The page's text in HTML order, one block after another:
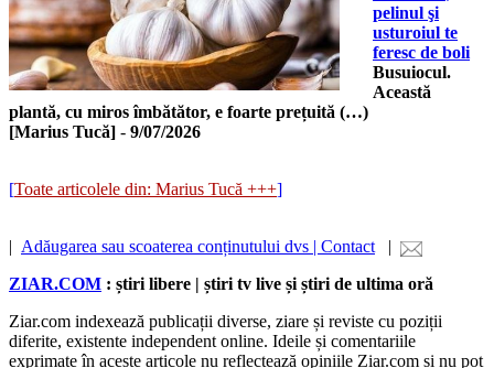
pelinul şi
usturoiul te
feresc de boli
Busuiocul.
Această
plantă, cu miros îmbătător, e foarte prețuită (…)
[Marius Tucă] - 9/07/2026
[Toate articolele din: Marius Tucă +++]
| Adăugarea sau scoaterea conținutului dvs | Contact |
ZIAR.COM : știri libere | știri tv live și știri de ultima oră
Ziar.com indexează publicații diverse, ziare și reviste cu poziții
diferite, existente independent online. Ideile și comentariile
exprimate în aceste articole nu reflectează opiniile Ziar.com și nu pot